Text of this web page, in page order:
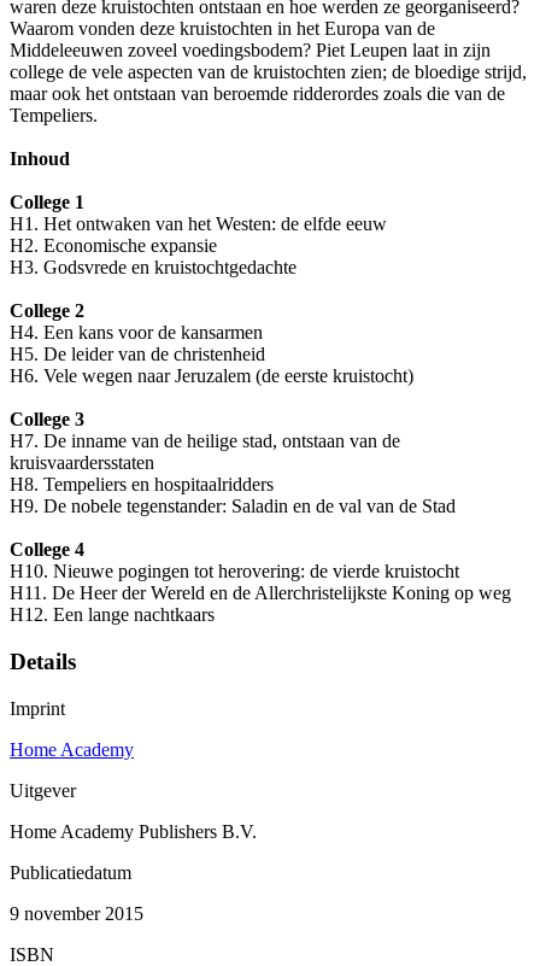
waren deze kruistochten ontstaan en hoe werden ze georganiseerd?
Waarom vonden deze kruistochten in het Europa van de
Middeleeuwen zoveel voedingsbodem? Piet Leupen laat in zijn
college de vele aspecten van de kruistochten zien; de bloedige strijd,
maar ook het ontstaan van beroemde ridderordes zoals die van de
Tempeliers.
Inhoud
College 1
H1. Het ontwaken van het Westen: de elfde eeuw
H2. Economische expansie
H3. Godsvrede en kruistochtgedachte
College 2
H4. Een kans voor de kansarmen
H5. De leider van de christenheid
H6. Vele wegen naar Jeruzalem (de eerste kruistocht)
College 3
H7. De inname van de heilige stad, ontstaan van de
kruisvaardersstaten
H8. Tempeliers en hospitaalridders
H9. De nobele tegenstander: Saladin en de val van de Stad
College 4
H10. Nieuwe pogingen tot herovering: de vierde kruistocht
H11. De Heer der Wereld en de Allerchristelijkste Koning op weg
H12. Een lange nachtkaars
Details
Imprint
Home Academy
Uitgever
Home Academy Publishers B.V.
Publicatiedatum
9 november 2015
ISBN